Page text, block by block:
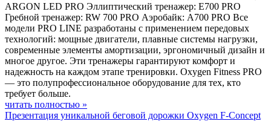
ARGON LED PRO Эллиптический тренажер: E700 PRO
Гребной тренажер: RW 700 PRO Аэробайк: A700 PRO Все
модели PRO LINE разработаны с применением передовых
технологий: мощные двигатели, плавные системы нагрузки,
современные элементы амортизации, эргономичный дизайн и
многое другое. Эти тренажеры гарантируют комфорт и
надежность на каждом этапе тренировки. Oxygen Fitness PRO
— это полупрофессиональное оборудование для тех, кто
требует больше.
читать полностью »
Презентация уникальной беговой дорожки Oxygen F-Concept